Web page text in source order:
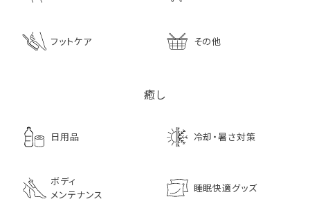
フットケア その他
癒し
日用品 冷却・暑さ対策
ボディ
メンテナンス
睡眠快適グッズ